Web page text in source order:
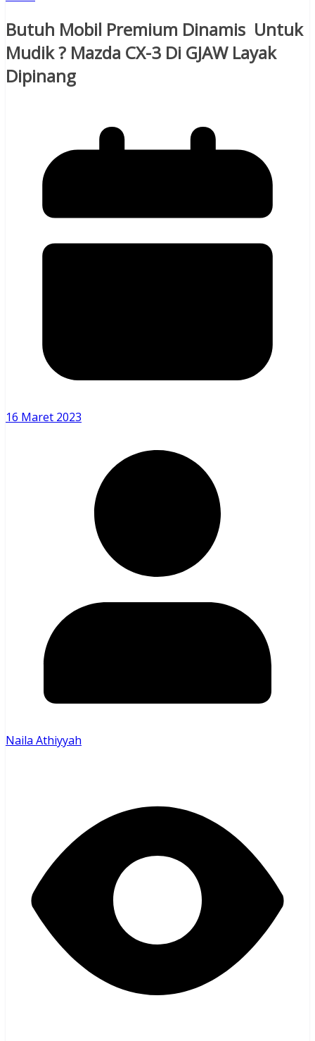
Butuh Mobil Premium Dinamis Untuk
Mudik ? Mazda CX-3 Di GJAW Layak
Dipinang
16 Maret 2023
Naila Athiyyah